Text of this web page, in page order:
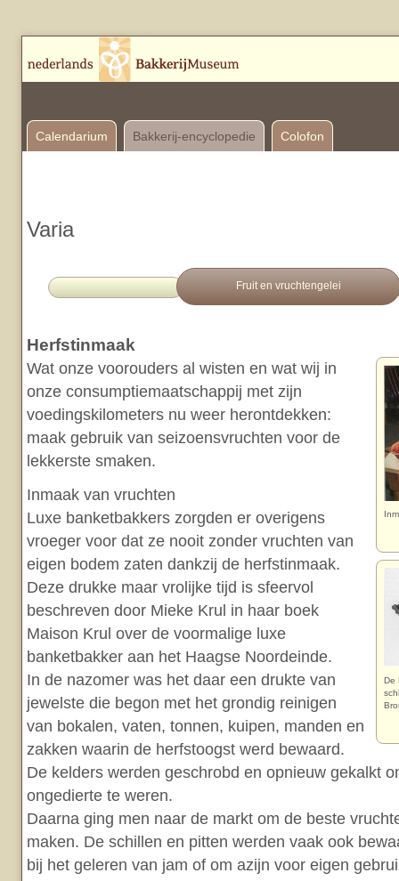
Calendarium Bakkerij-encyclopedie Colofon
Varia
Fruit en vruchtengelei
Herfstinmaak
De
Wat onze voorouders al wisten en wat wij in
onze consumptiemaatschappij met zijn
voedingskilometers nu weer herontdekken:
maak gebruik van seizoensvruchten voor de
lekkerste smaken.
Inmaak van vruchten
Luxe banketbakkers zorgden er overigens
vroeger voor dat ze nooit zonder vruchten van
eigen bodem zaten dankzij de herfstinmaak.
Deze drukke maar vrolijke tijd is sfeervol
beschreven door Mieke Krul in haar boek
Maison Krul over de voormalige luxe
banketbakker aan het Haagse Noordeinde.
In de nazomer was het daar een drukte van
jewelste die begon met het grondig reinigen
van bokalen, vaten, tonnen, kuipen, manden en
zakken waarin de herfstoogst werd bewaard.
De kelders werden geschrobd en opnieuw gekalkt
ongedierte te weren.
Daarna ging men naar de markt om de beste
maken. De schillen en pitten werden vaak ook
bij het geleren van jam of om azijn voor eigen